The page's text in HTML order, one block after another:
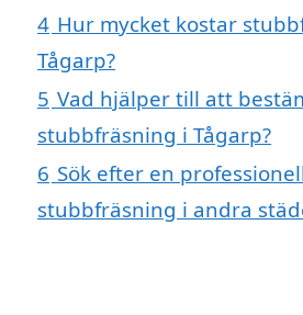
4 Hur mycket kostar
Tågarp?
5 Vad hjälper till att
stubbfräsning i Tågarp?
6 Sök efter en
stubbfräsning i andra